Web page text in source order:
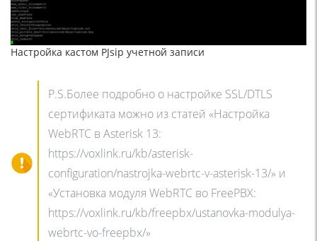
Настройка кастом PJsip учетной записи
P.S.Более подробно о настройке SSL/DTLS
сертификата можно из статей «Настройка
WebRTC в Asterisk 13:
https://voxlink.ru/kb/asterisk-
configuration/nastrojka-webrtc-v-asterisk-13/» и
«Установка модуля WebRTC во FreePBX:
https://voxlink.ru/kb/freepbx/ustanovka-modulya-
webrtc-vo-freepbx/»